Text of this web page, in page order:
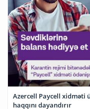
Azercell Paycell xidməti
haqqını dayandırır